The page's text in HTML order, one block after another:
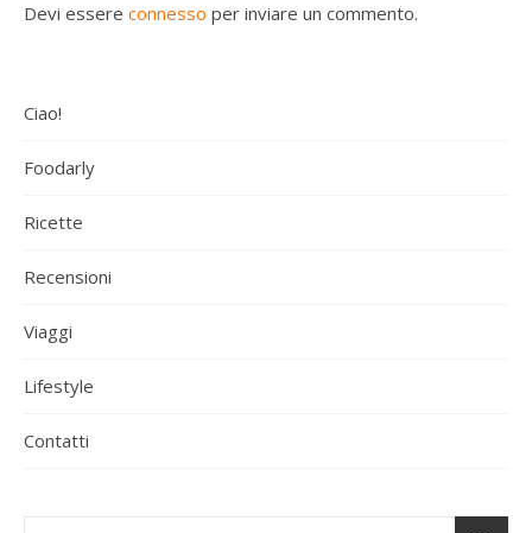
Devi essere connesso per inviare un commento.
Ciao!
Foodarly
Ricette
Recensioni
Viaggi
Lifestyle
Contatti